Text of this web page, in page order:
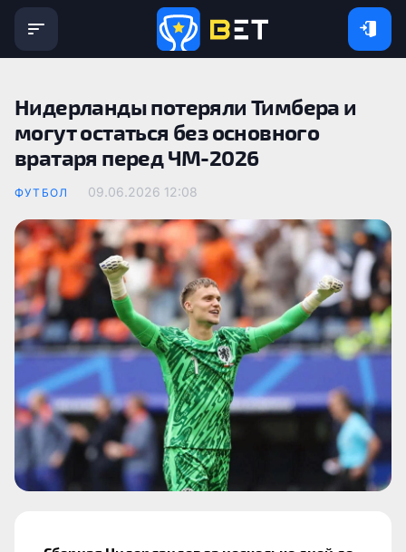
Нидерланды потеряли Тимбера и
могут остаться без основного
вратаря перед ЧМ-2026
ФУТБОЛ 09.06.2026 12:08